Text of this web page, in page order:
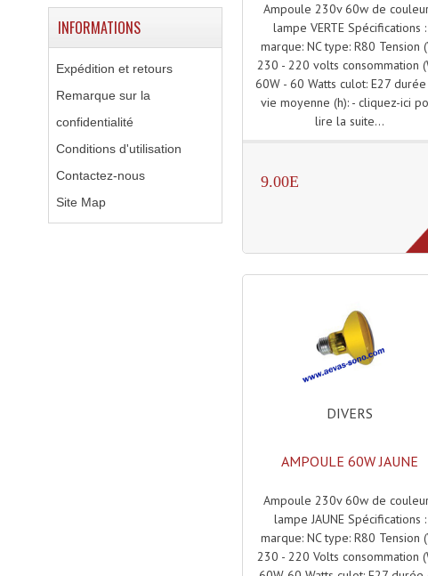
Ampoule 230v 60w de
lampe VERTE Spécifications :
marque: NC type: R80 Tension
230 - 220 volts consommation
60W - 60 Watts culot: E27
vie moyenne (h): - cliquez-ici
lire la suite...
9.00E
DIVERS
AMPOULE 60W JAUNE
Ampoule 230v 60w de
lampe JAUNE Spécifications :
marque: NC type: R80 Tension
230 - 220 Volts consommation
INFORMATIONS
Expédition et retours
Remarque sur la
confidentialité
Conditions d'utilisation
Contactez-nous
Site Map